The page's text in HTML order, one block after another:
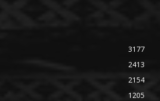
3177
2413
2154
1205